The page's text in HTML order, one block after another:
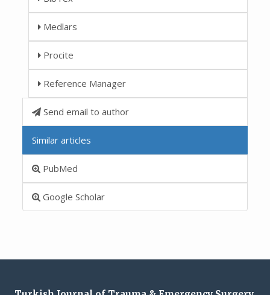
Medlars
Procite
Reference Manager
Send email to author
Similar articles
PubMed
Google Scholar